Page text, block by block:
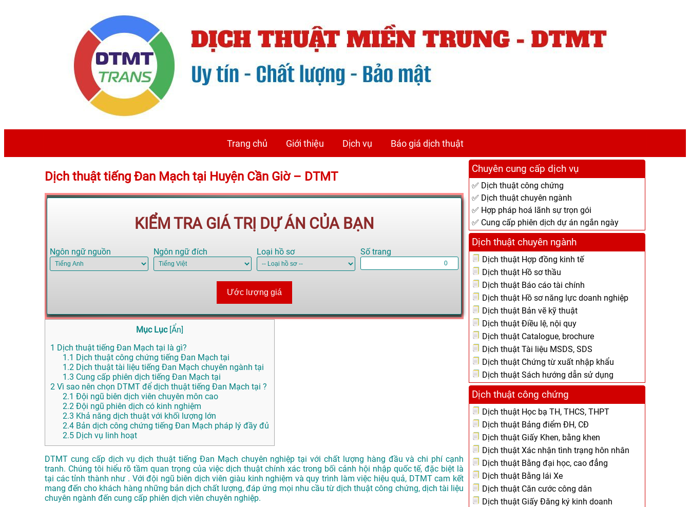
Trang chủ Giới thiệu Dịch vụ Báo giá dịch thuật
Dịch thuật tiếng Đan Mạch tại Huyện Cần Giờ – DTMT
KIỂM TRA GIÁ TRỊ DỰ ÁN CỦA BẠN
Ngôn ngữ nguồn Ngôn ngữ đích Loại hồ sơ Số trang
Ước lượng giá
Mục Lục [Ẩn]
1 Dịch thuật tiếng Đan Mạch tại là gì?
1.1 Dịch thuật công chứng tiếng Đan Mạch tại
1.2 Dịch thuật tài liệu tiếng Đan Mạch chuyên ngành tại
1.3 Cung cấp phiên dịch tiếng Đan Mạch tại
2 Vì sao nên chọn DTMT để dịch thuật tiếng Đan Mạch tại ?
2.1 Đội ngũ biên dịch viên chuyên môn cao
2.2 Đội ngũ phiên dịch có kinh nghiệm
2.3 Khả năng dịch thuật với khối lượng lớn
2.4 Bản dịch công chứng tiếng Đan Mạch pháp lý đầy đủ
2.5 Dịch vụ linh hoạt
DTMT cung cấp dịch vụ dịch thuật tiếng Đan Mạch chuyên nghiệp tại với chất lượng hàng đầu và chi phí cạnh
tranh. Chúng tôi hiểu rõ tầm quan trọng của việc dịch thuật chính xác trong bối cảnh hội nhập quốc tế, đặc biệt là
tại các tỉnh thành như . Với đội ngũ biên dịch viên giàu kinh nghiệm và quy trình làm việc hiệu quả, DTMT cam kết
mang đến cho khách hàng những bản dịch chất lượng, đáp ứng mọi nhu cầu từ dịch thuật công chứng, dịch tài liệu
chuyên ngành đến cung cấp phiên dịch viên chuyên nghiệp.
Chuyên cung cấp dịch vụ
✅ Dịch thuật công chứng
✅ Dịch thuật chuyên ngành
✅ Hợp pháp hoá lãnh sự trọn gói
✅ Cung cấp phiên dịch dự án ngắn ngày
Dịch thuật chuyên ngành
Dịch thuật Hợp đồng kinh tế
Dịch thuật Hồ sơ thầu
Dịch thuật Báo cáo tài chính
Dịch thuật Hồ sơ năng lực doanh nghiệp
Dịch thuật Bản vẽ kỹ thuật
Dịch thuật Điều lệ, nội quy
Dịch thuật Catalogue, brochure
Dịch thuật Tài liệu MSDS, SDS
Dịch thuật Chứng từ xuất nhập khẩu
Dịch thuật Sách hướng dẫn sử dụng
Dịch thuật công chứng
Dịch thuật Học bạ TH, THCS, THPT
Dịch thuật Bảng điểm ĐH, CĐ
Dịch thuật Giấy Khen, bằng khen
Dịch thuật Xác nhận tình trạng hôn nhân
Dịch thuật Bằng đại học, cao đẳng
Dịch thuật Bằng lái Xe
Dịch thuật Căn cước công dân
Dịch thuật Giấy Đăng ký kinh doanh